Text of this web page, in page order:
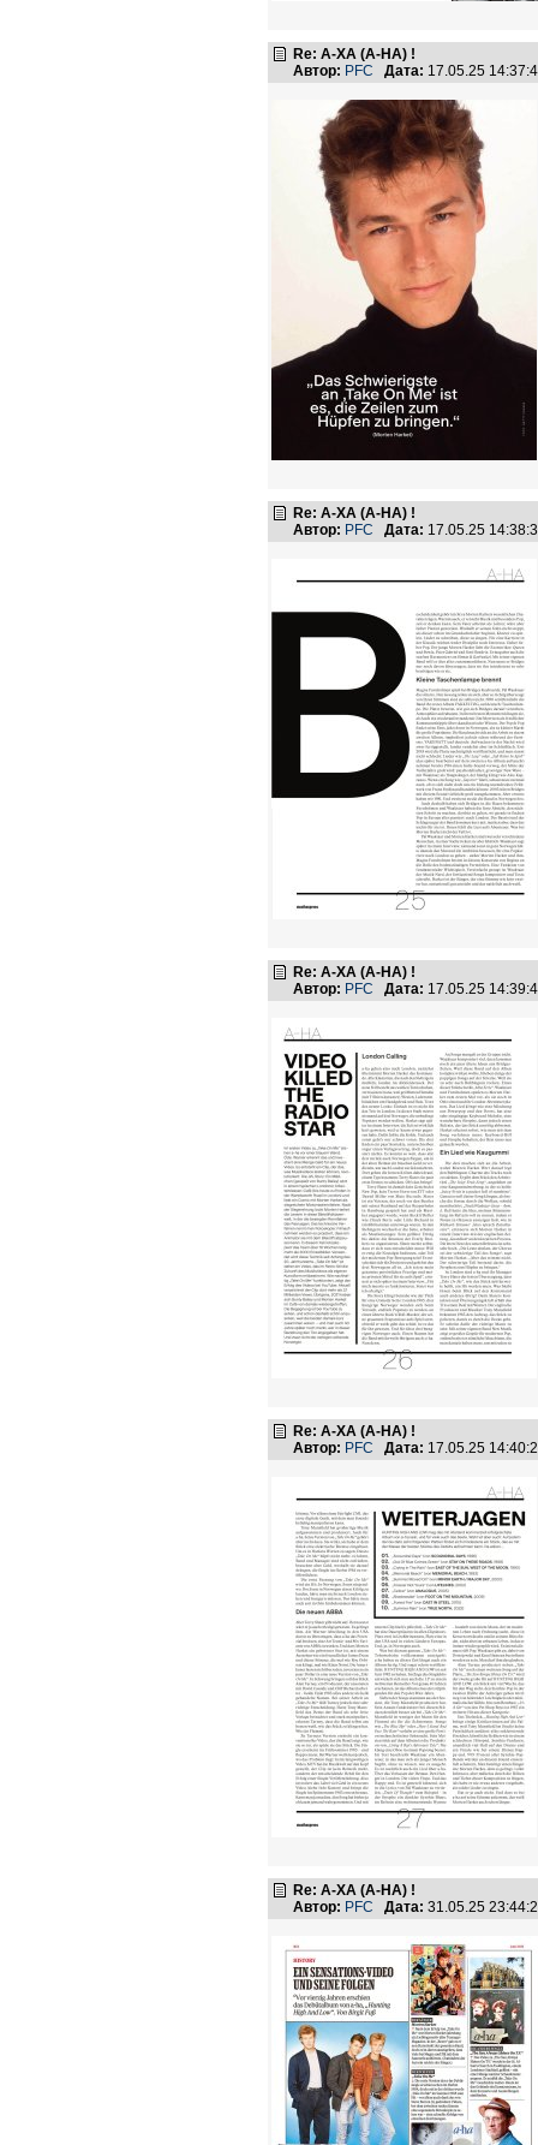
Re: А-ХА (A-HA) !
Автор: PFC Дата: 17.05.25
Re: А-ХА (A-HA) !
Автор: PFC Дата: 17.05.25
Re: А-ХА (A-HA) !
Автор: PFC Дата: 17.05.25
Re: А-ХА (A-HA) !
Автор: PFC Дата: 17.05.25
Re: А-ХА (A-HA) !
Автор: PFC Дата: 31.05.25